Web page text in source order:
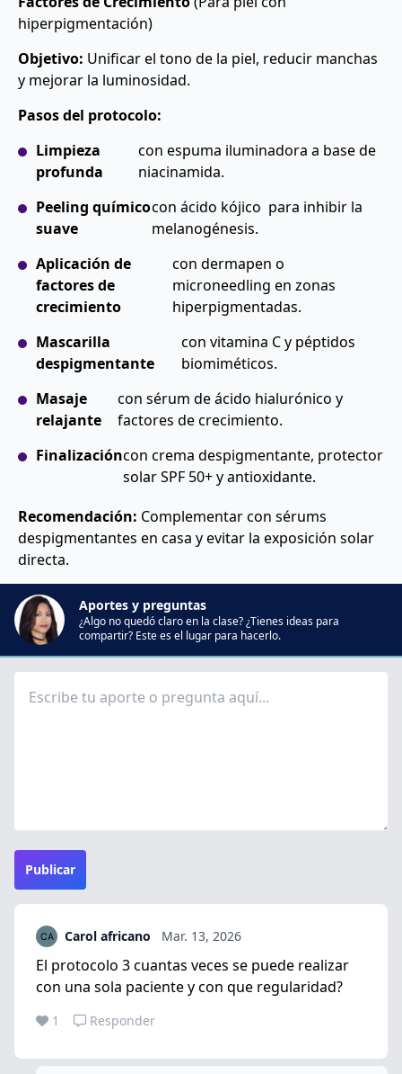
hiperpigmentación)
Objetivo: Unificar el tono de la piel, reducir manchas
y mejorar la luminosidad.
Pasos del protocolo:
Limpieza
profunda
con espuma iluminadora a base de
niacinamida.
Peeling químico
suave
con ácido kójico para inhibir la
melanogénesis.
Aplicación de
factores de
crecimiento
con dermapen o
microneedling en zonas
hiperpigmentadas.
Mascarilla
despigmentante
con vitamina C y péptidos
biomiméticos.
Masaje
relajante
con sérum de ácido hialurónico y
factores de crecimiento.
Finalizacióncon crema despigmentante, protector
solar SPF 50+ y antioxidante.
Recomendación: Complementar con sérums
despigmentantes en casa y evitar la exposición solar
directa.
Aportes y preguntas
¿Algo no quedó claro en la clase? ¿Tienes ideas para
compartir? Este es el lugar para hacerlo.
Publicar
Carol africano Mar. 13, 2026
El protocolo 3 cuantas veces se puede realizar
con una sola paciente y con que regularidad?
1 Responder